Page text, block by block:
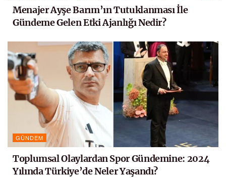
Menajer Ayşe Barım’ın Tutuklanması İle
Gündeme Gelen Etki Ajanlığı Nedir?
GÜNDEM
Toplumsal Olaylardan Spor Gündemine: 2024
Yılında Türkiye’de Neler Yaşandı?